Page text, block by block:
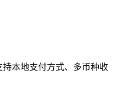
本地支付方式、多币种收